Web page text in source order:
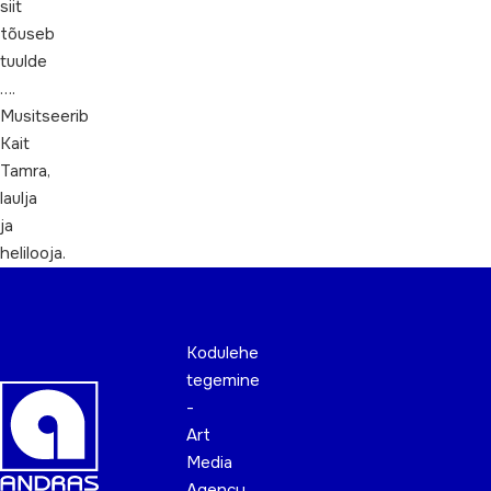
siit
tõuseb
tuulde
….
Musitseerib
Kait
Tamra,
laulja
ja
helilooja.
Kodulehe
tegemine
-
Art
Media